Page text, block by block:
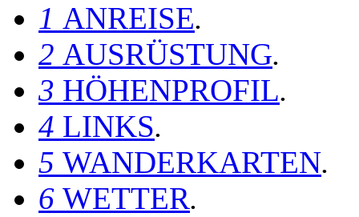
1 ANREISE.
2 AUSRÜSTUNG.
3 HÖHENPROFIL.
4 LINKS.
5 WANDERKARTEN.
6 WETTER.